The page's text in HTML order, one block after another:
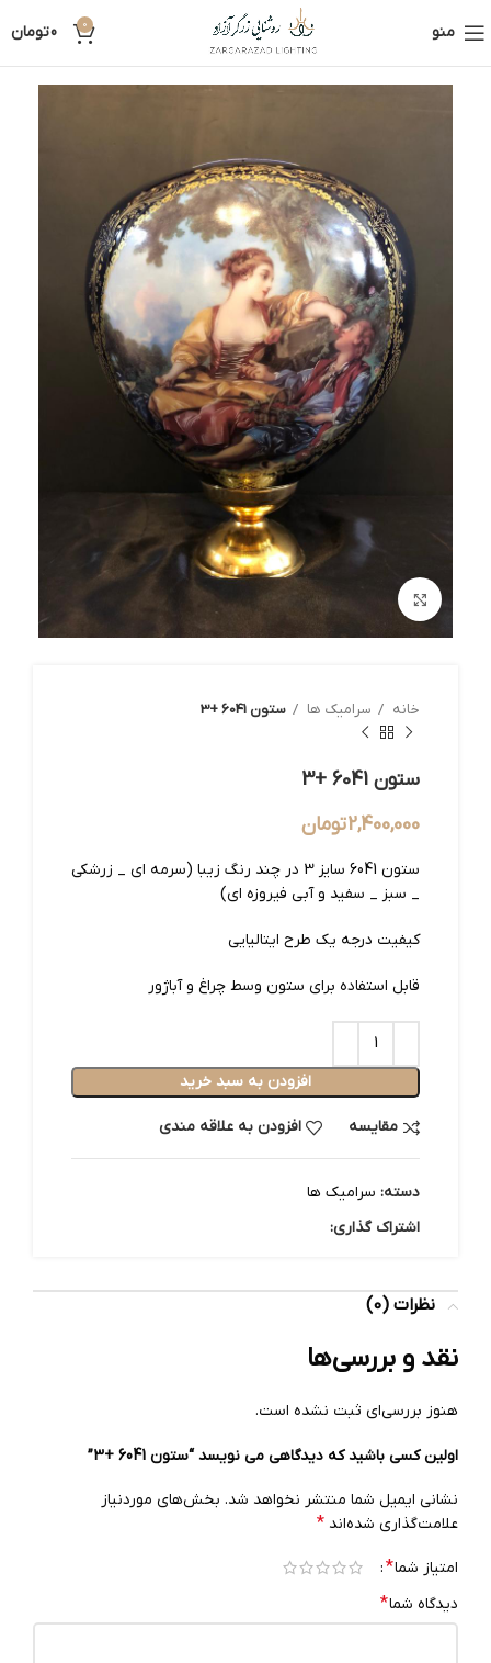
منو 0
0تومان
بزرگنمایی تصویر
خانه سرامیک ها ستون 6041 +3
ستون 6041 +3
2,400,000تومان
ستون 6041 سایز 3 در چند رنگ زیبا (سرمه ای _ زرشکی
_ سبز _ سفید و آبی فیروزه ای)
کیفیت درجه یک طرح ایتالیایی
قابل استفاده برای ستون وسط چراغ و آباژور
افزودن به سبد خرید
مقایسه افزودن به علاقه مندی
دسته: سرامیک ها
اشتراک گذاری:
نظرات (0)
نقد و بررسی‌ها
هنوز بررسی‌ای ثبت نشده است.
اولین کسی باشید که دیدگاهی می نویسد “ستون 6041 +3”
نشانی ایمیل شما منتشر نخواهد شد. بخش‌های موردنیاز
علامت‌گذاری شده‌اند *
امتیاز شما*
دیدگاه شما*